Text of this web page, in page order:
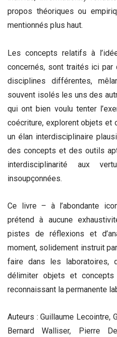
propos théoriques ou
mentionnés plus haut.
Les concepts relatifs à
concernés, sont traités ici
disciplines différentes,
souvent isolés les uns des
qui ont bien voulu tenter
coécriture, explorent objets et
un élan interdisciplinaire
des concepts et des outils
interdisciplinarité aux
insoupçonnées.
Ce livre – à l’abondante
prétend à aucune
pistes de réflexions et
moment, solidement instruit
faire dans les laboratoires,
délimiter objets et
reconnaissant la permanente
Auteurs : Guillaume Lecointre,
Bernard Walliser, Pierre